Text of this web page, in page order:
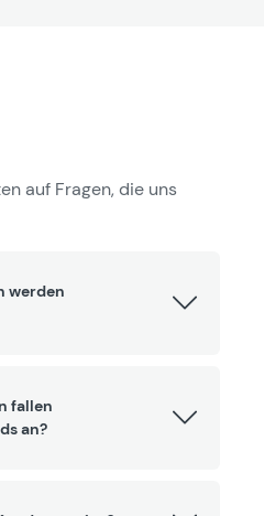
auf Fragen, die uns
werden
fallen
an?